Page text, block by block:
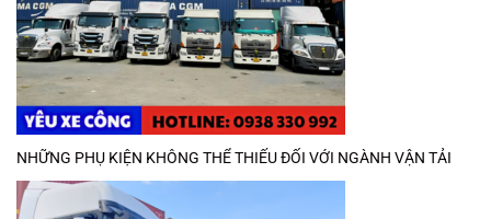
NHỮNG PHỤ KIỆN KHÔNG THỂ THIẾU ĐỐI VỚI NGÀNH VẬN TẢI